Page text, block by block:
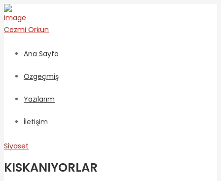
Cezmi Orkun
Ana Sayfa
Özgeçmiş
Yazılarım
İletişim
Siyaset
KISKANIYORLAR